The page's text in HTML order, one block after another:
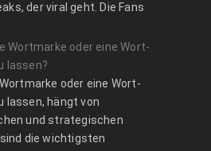
der viral geht. Die Fans
Wortmarke oder eine Wort-
lassen?
oder eine Wort-
lassen, hängt von
und strategischen
die wichtigsten